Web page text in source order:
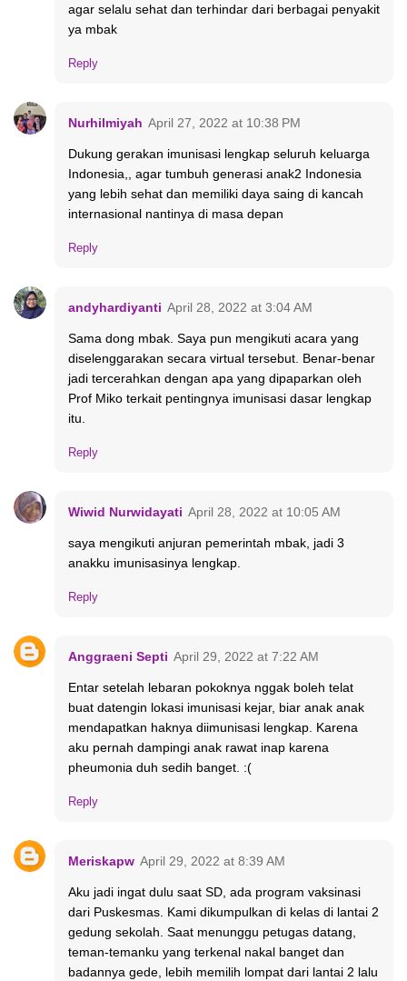
agar selalu sehat dan terhindar dari berbagai penyakit
ya mbak
Reply
Nurhilmiyah April 27, 2022 at 10:38 PM
Dukung gerakan imunisasi lengkap seluruh keluarga
Indonesia,, agar tumbuh generasi anak2 Indonesia
yang lebih sehat dan memiliki daya saing di kancah
internasional nantinya di masa depan
Reply
andyhardiyanti April 28, 2022 at 3:04 AM
Sama dong mbak. Saya pun mengikuti acara yang
diselenggarakan secara virtual tersebut. Benar-benar
jadi tercerahkan dengan apa yang dipaparkan oleh
Prof Miko terkait pentingnya imunisasi dasar lengkap
itu.
Reply
Wiwid Nurwidayati April 28, 2022 at 10:05 AM
saya mengikuti anjuran pemerintah mbak, jadi 3
anakku imunisasinya lengkap.
Reply
Anggraeni Septi April 29, 2022 at 7:22 AM
Entar setelah lebaran pokoknya nggak boleh telat
buat datengin lokasi imunisasi kejar, biar anak anak
mendapatkan haknya diimunisasi lengkap. Karena
aku pernah dampingi anak rawat inap karena
pheumonia duh sedih banget. :(
Reply
Meriskapw April 29, 2022 at 8:39 AM
Aku jadi ingat dulu saat SD, ada program vaksinasi
dari Puskesmas. Kami dikumpulkan di kelas di lantai 2
gedung sekolah. Saat menunggu petugas datang,
teman-temanku yang terkenal nakal banget dan
badannya gede, lebih memilih lompat dari lantai 2 lalu